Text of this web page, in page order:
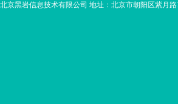
北京黑岩信息技术有限公司 地址：北京市朝阳区紫月路